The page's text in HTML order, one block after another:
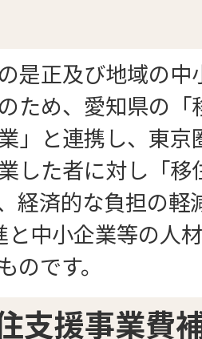
是正及び地域の
ため、愛知県の
」と連携し、東
した者に対し「
経済的な負担の軽
と中小企業等の人
のです。
支援事業費